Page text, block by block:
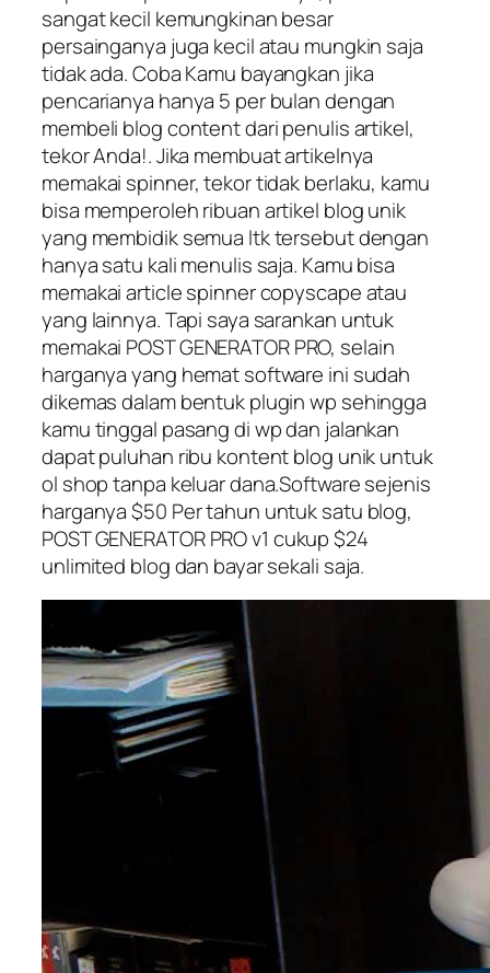
sangat kecil kemungkinan besar
persainganya juga kecil atau mungkin saja
tidak ada. Coba Kamu bayangkan jika
pencarianya hanya 5 per bulan dengan
membeli blog content dari penulis artikel,
tekor Anda!. Jika membuat artikelnya
memakai spinner, tekor tidak berlaku, kamu
bisa memperoleh ribuan artikel blog unik
yang membidik semua ltk tersebut dengan
hanya satu kali menulis saja. Kamu bisa
memakai article spinner copyscape atau
yang lainnya. Tapi saya sarankan untuk
memakai POST GENERATOR PRO, selain
harganya yang hemat software ini sudah
dikemas dalam bentuk plugin wp sehingga
kamu tinggal pasang di wp dan jalankan
dapat puluhan ribu kontent blog unik untuk
ol shop tanpa keluar dana.Software sejenis
harganya $50 Per tahun untuk satu blog,
POST GENERATOR PRO v1 cukup $24
unlimited blog dan bayar sekali saja.